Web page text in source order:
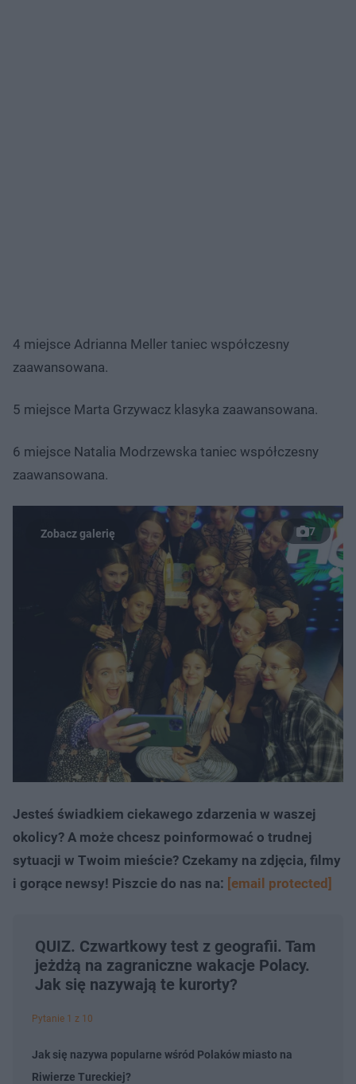
4 miejsce Adrianna Meller taniec współczesny
zaawansowana.
5 miejsce Marta Grzywacz klasyka zaawansowana.
6 miejsce Natalia Modrzewska taniec współczesny
zaawansowana.
7
Jesteś świadkiem ciekawego zdarzenia w waszej
okolicy? A może chcesz poinformować o trudnej
sytuacji w Twoim mieście? Czekamy na zdjęcia, filmy
i gorące newsy! Piszcie do nas na: [email protected]
QUIZ. Czwartkowy test z geografii. Tam
jeżdżą na zagraniczne wakacje Polacy.
Jak się nazywają te kurorty?
Pytanie 1 z 10
Jak się nazywa popularne wśród Polaków miasto na
Riwierze Tureckiej?